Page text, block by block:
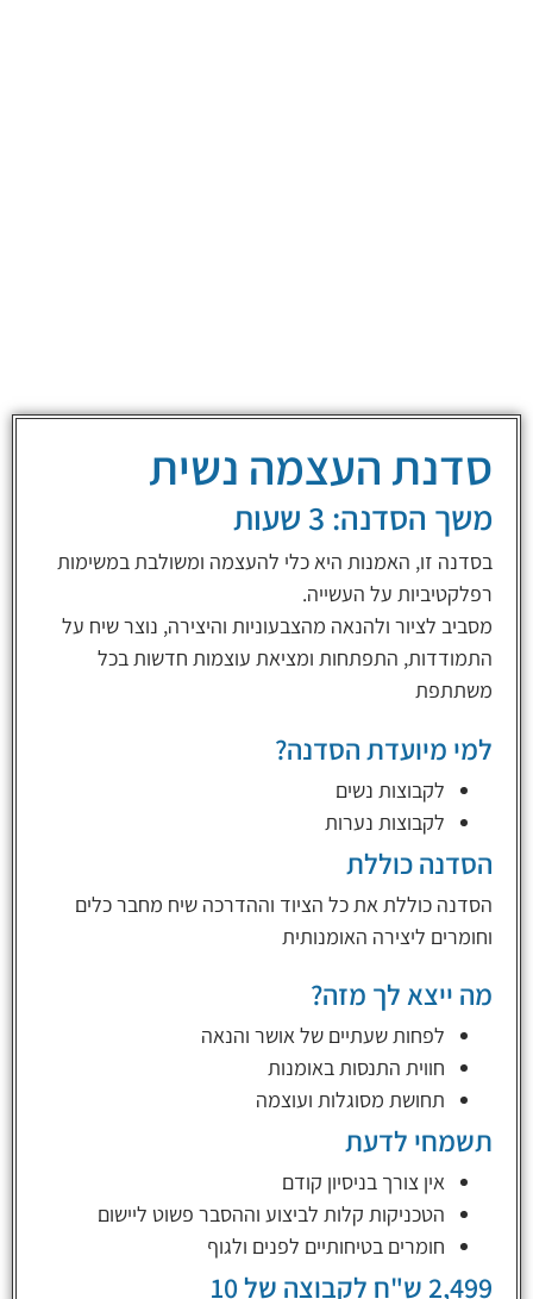
סדנת העצמה נשית
משך הסדנה: 3 שעות
בסדנה זו, האמנות היא כלי להעצמה ומשולבת במשימות
רפלקטיביות על העשייה.
מסביב לציור ולהנאה מהצבעוניות והיצירה, נוצר שיח על
התמודדות, התפתחות ומציאת עוצמות חדשות בכל
משתתפת
למי מיועדת הסדנה?
לקבוצות נשים
לקבוצות נערות
הסדנה כוללת
הסדנה כוללת את כל הציוד וההדרכה שיח מחברכלים
וחומרים ליצירה האומנותית
מה ייצא לך מזה?
לפחות שעתיים של אושר והנאה
חווית התנסות באומנות
תחושת מסוגלות ועוצמה
תשמחי לדעת
אין צורך בניסיון קודם
הטכניקות קלות לביצוע וההסבר פשוט ליישום
חומרים בטיחותיים לפנים ולגוף
2,499 ש"ח לקבוצה של 10